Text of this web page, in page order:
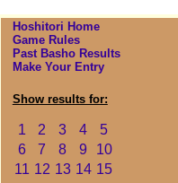
Hoshitori Home
Game Rules
Past Basho Results
Make Your Entry
Show results for:
1 2 3 4
5
6
7 8 9
10
11 12 13 14 15